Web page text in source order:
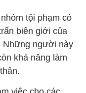
tội phạm có
biên giới của
Những người này
khả năng làm